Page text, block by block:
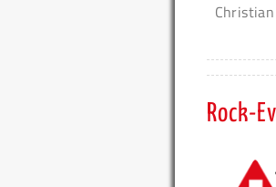
Rock-